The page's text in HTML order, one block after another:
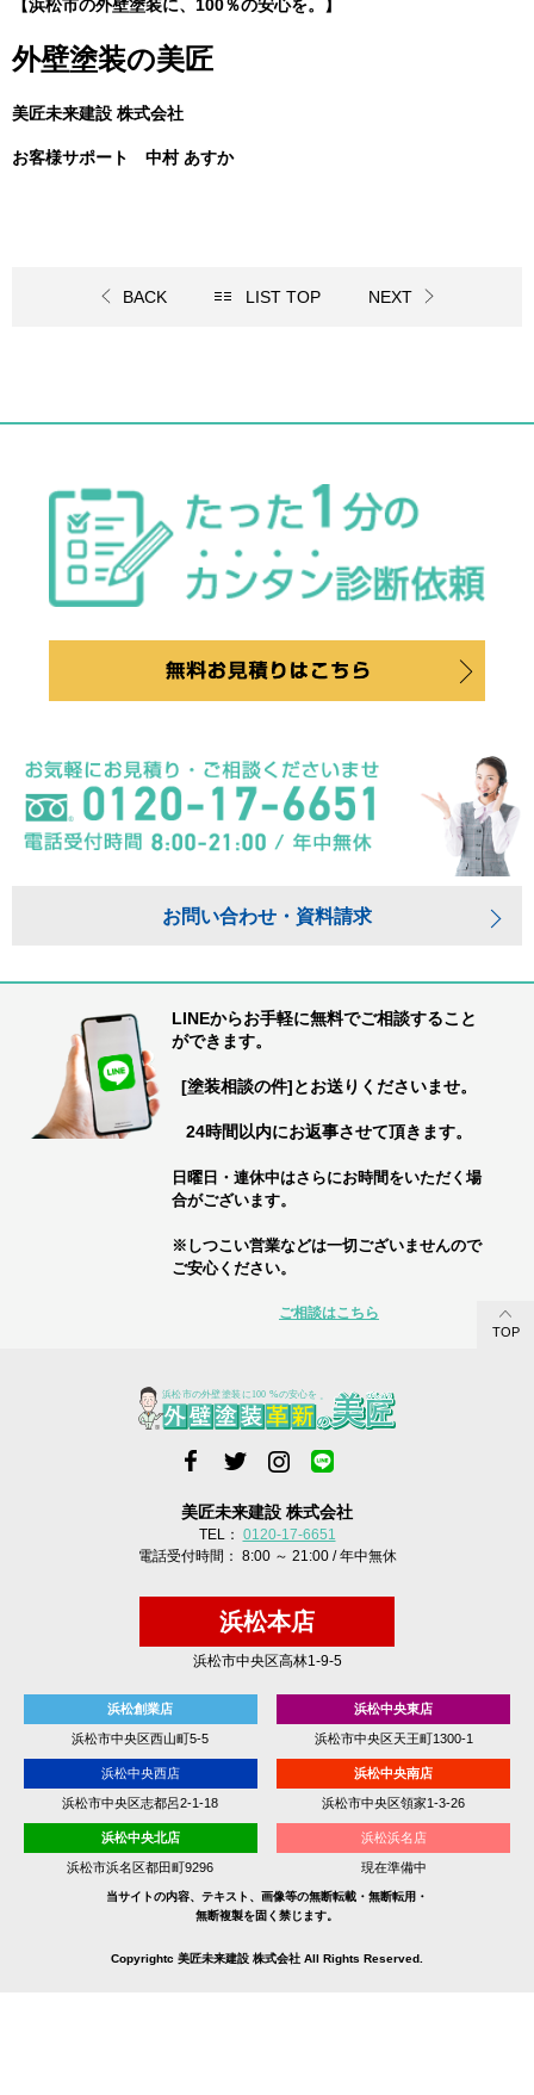
【浜松市の外壁塗装に、100％の安心を。】
外壁塗装の美匠
美匠未来建設 株式会社
お客様サポート 中村 あすか
BACK LIST TOP NEXT
お問い合わせ・資料請求
LINEからお手軽に無料でご相談すること
ができます。
[塗装相談の件]とお送りくださいませ。
24時間以内にお返事させて頂きます。
日曜日・連休中はさらにお時間をいただく場
合がございます。
※しつこい営業などは一切ございませんので
ご安心ください。
ご相談はこちら
TOP
美匠未来建設 株式会社
TEL： 0120-17-6651
電話受付時間： 8:00 ～ 21:00 / 年中無休
浜松本店
浜松市中央区高林1-9-5
浜松創業店
浜松市中央区西山町5-5
浜松中央東店
浜松市中央区天王町1300-1
浜松中央西店
浜松市中央区志都呂2-1-18
浜松中央南店
浜松市中央区領家1-3-26
浜松中央北店
浜松市浜名区都田町9296
浜松浜名店
現在準備中
当サイトの内容、テキスト、画像等の無断転載・無断転用・
無断複製を固く禁じます。
Copyrightc 美匠未来建設 株式会社 All Rights Reserved.